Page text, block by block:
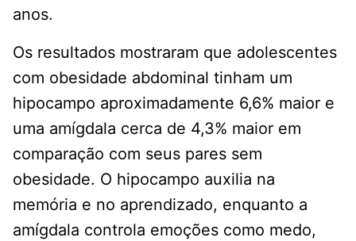
anos.
Os resultados mostraram que adolescentes
com obesidade abdominal tinham um
hipocampo aproximadamente 6,6% maior e
uma amígdala cerca de 4,3% maior em
comparação com seus pares sem
obesidade. O hipocampo auxilia na
memória e no aprendizado, enquanto a
amígdala controla emoções como medo,